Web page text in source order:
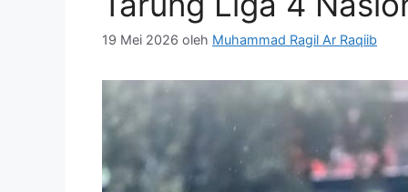
19 Mei 2026 oleh Muhammad Ragil Ar Raqiib